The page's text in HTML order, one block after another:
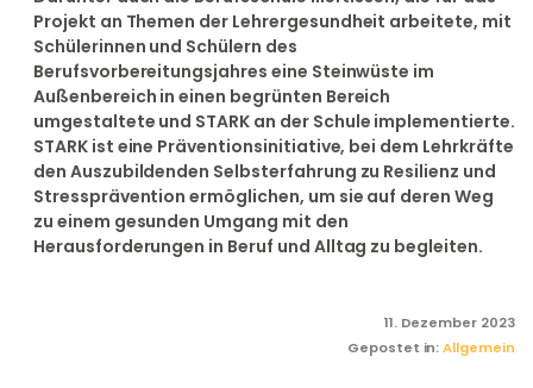
Projekt an Themen der Lehrergesundheit arbeitete, mit
Schülerinnen und Schülern des
Berufsvorbereitungsjahres eine Steinwüste im
Außenbereich in einen begrünten Bereich
umgestaltete und STARK an der Schule implementierte.
STARK ist eine Präventionsinitiative, bei dem Lehrkräfte
den Auszubildenden Selbsterfahrung zu Resilienz und
Stressprävention ermöglichen, um sie auf deren Weg
zu einem gesunden Umgang mit den
Herausforderungen in Beruf und Alltag zu begleiten.
11. Dezember 2023
Gepostet in:Allgemein